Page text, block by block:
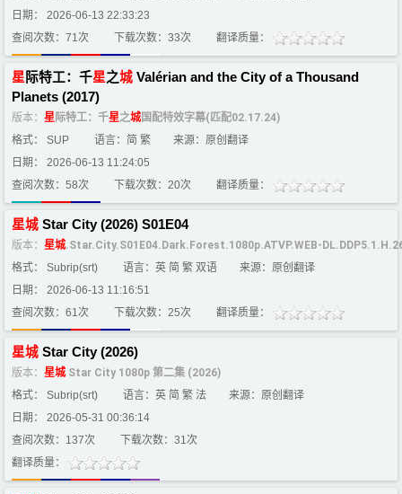
日期： 2026-06-13 22:33:23
查阅次数：71次
下载次数：33次 翻译质量：
星际特工：千星之城 Valérian and the City of a Thousand
Planets (2017)
版本： 星际特工：千星之城国配特效字幕(匹配02.17.24)
格式： SUP
语言：简 繁
来源：原创翻译
日期： 2026-06-13 11:24:05
查阅次数：58次
下载次数：20次 翻译质量：
星城 Star City (2026) S01E04
版本： 星城.Star.City.S01E04.Dark.Forest.1080p.ATVP.WEB-
格式： Subrip(srt)
语言：英 简 繁 双语
来源：原创翻译
日期： 2026-06-13 11:16:51
查阅次数：61次
下载次数：25次 翻译质量：
星城 Star City (2026)
版本： 星城 Star City 1080p 第二集 (2026)
格式： Subrip(srt)
语言：英 简 繁 法
来源：原创翻译
日期： 2026-05-31 00:36:14
查阅次数：137次
下载次数：31次
翻译质量：